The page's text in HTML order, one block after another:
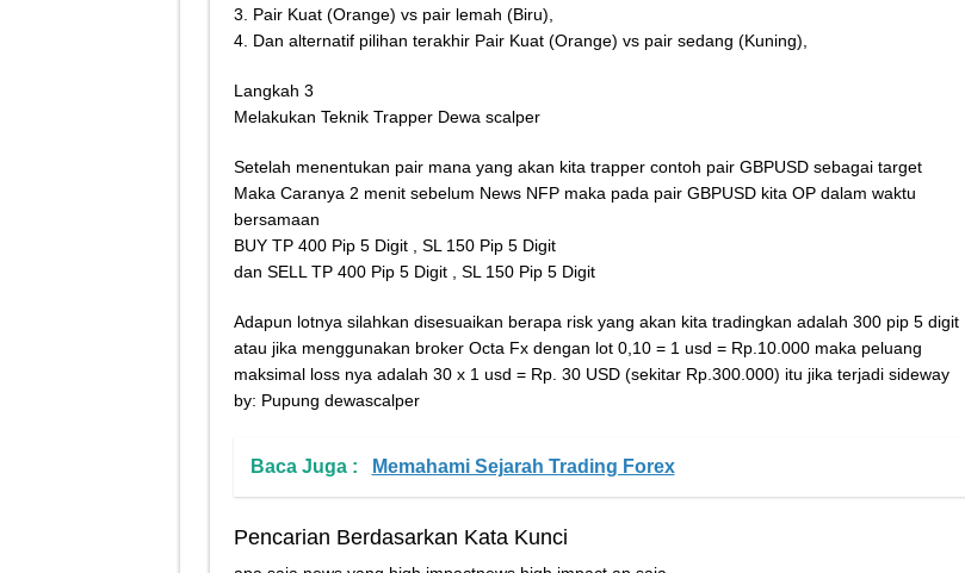
3. Pair Kuat (Orange) vs pair lemah (Biru),
4. Dan alternatif pilihan terakhir Pair Kuat (Orange) vs pair sedang (Kuning),
Langkah 3
Melakukan Teknik Trapper Dewa scalper
Setelah menentukan pair mana yang akan kita trapper contoh pair GBPUSD sebagai target
Maka Caranya 2 menit sebelum News NFP maka pada pair GBPUSD kita OP dalam waktu
bersamaan
BUY TP 400 Pip 5 Digit , SL 150 Pip 5 Digit
dan SELL TP 400 Pip 5 Digit , SL 150 Pip 5 Digit
Adapun lotnya silahkan disesuaikan berapa risk yang akan kita tradingkan adalah 300 pip 5 digit
atau jika menggunakan broker Octa Fx dengan lot 0,10 = 1 usd = Rp.10.000 maka peluang
maksimal loss nya adalah 30 x 1 usd = Rp. 30 USD (sekitar Rp.300.000) itu jika terjadi sideway
by: Pupung dewascalper
Baca Juga : Memahami Sejarah Trading Forex
Pencarian Berdasarkan Kata Kunci